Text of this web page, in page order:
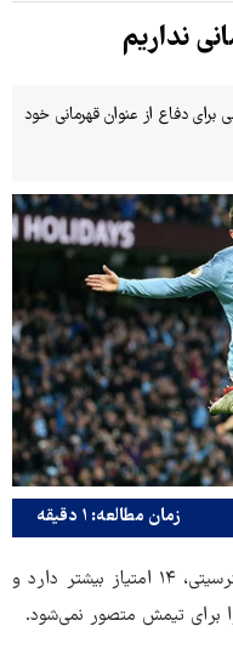
نداریم
دفاع از عنوان قهرمانی خود
زمان مطالعه: ۱ دقیقه
لیورپول با یک بازی کمتر نسبت به منچسترسیتی، ۱۴ امتیاز بیشتر دارد و
برای تیمش متصور نمی‌شود.